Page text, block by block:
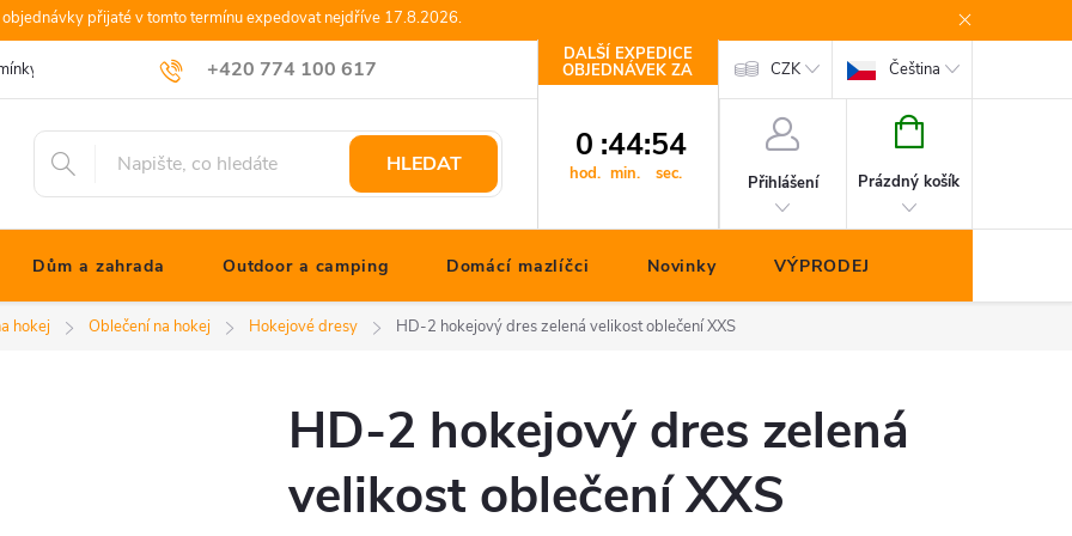
přijaté v tomto termínu expedovat nejdříve 17.8.2026.
+420 774 100 617
info@jonathanshop.cz
Podmínky ochrany osobních údajů Blog JONATHANshop.cz Kontakty CZK Čeština
HLEDAT
DALŠÍ EXPEDICE
OBJEDNÁVEK ZA
0
hod.
:44
min.
:53
sec. Přihlášení
NÁKUPNÍ
Prázdný košík
Dům a zahrada Outdoor a camping Domácí mazlíčci Novinky VÝPRODEJ
hokej Oblečení na hokej Hokejové dresy HD-2 hokejový dres zelená velikost oblečení XXS
HD-2 hokejový dres zelená
velikost oblečení XXS